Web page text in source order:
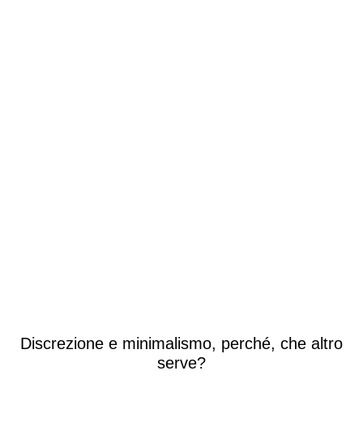
Discrezione e minimalismo, perché, che altro
serve?